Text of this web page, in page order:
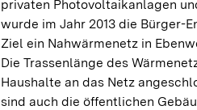
privaten Photovoltaikanlagen
wurde im Jahr 2013 die Bürger-
Ziel ein Nahwärmenetz in
Die Trassenlänge des
Haushalte an das Netz
sind auch die öffentlichen